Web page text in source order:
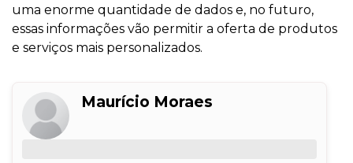
uma enorme quantidade de dados e, no futuro,
essas informações vão permitir a oferta de produtos
e serviços mais personalizados.
Maurício Moraes